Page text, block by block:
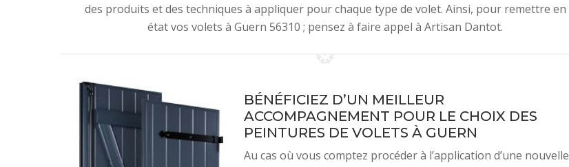
des produits et des techniques à appliquer pour chaque type de volet. Ainsi, pour remettre en
état vos volets à Guern 56310 ; pensez à faire appel à Artisan Dantot.
BÉNÉFICIEZ D’UN MEILLEUR
ACCOMPAGNEMENT POUR LE CHOIX DES
PEINTURES DE VOLETS À GUERN
Au cas où vous comptez procéder à l’application d’une nouvelle